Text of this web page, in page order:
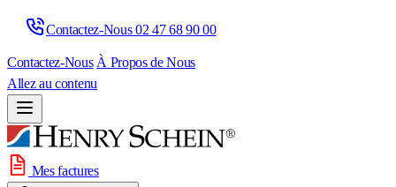
Contactez-Nous 02 47 68 90 00
Contactez-Nous À Propos de Nous
Allez au contenu
Mes factures